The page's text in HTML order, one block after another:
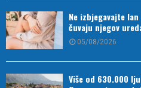
Ne izbjegavajte
čuvaju njegov
05/08/2026
Više od 630.000